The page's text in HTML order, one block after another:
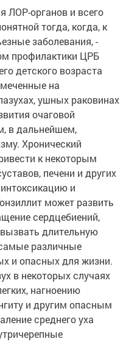
ЛОР-органов и всего
тогда, когда, к
заболевания, -
профилактики ЦРБ
детского возраста
на
ушных раковинах
очаговой
в дальнейшем,
Хронический
к некоторым
печени и других
и
может развить
сердцебиений,
длительную
различные
и опасных для жизни.
в некоторых случаях
нагноению
и другим опасным
среднего уха